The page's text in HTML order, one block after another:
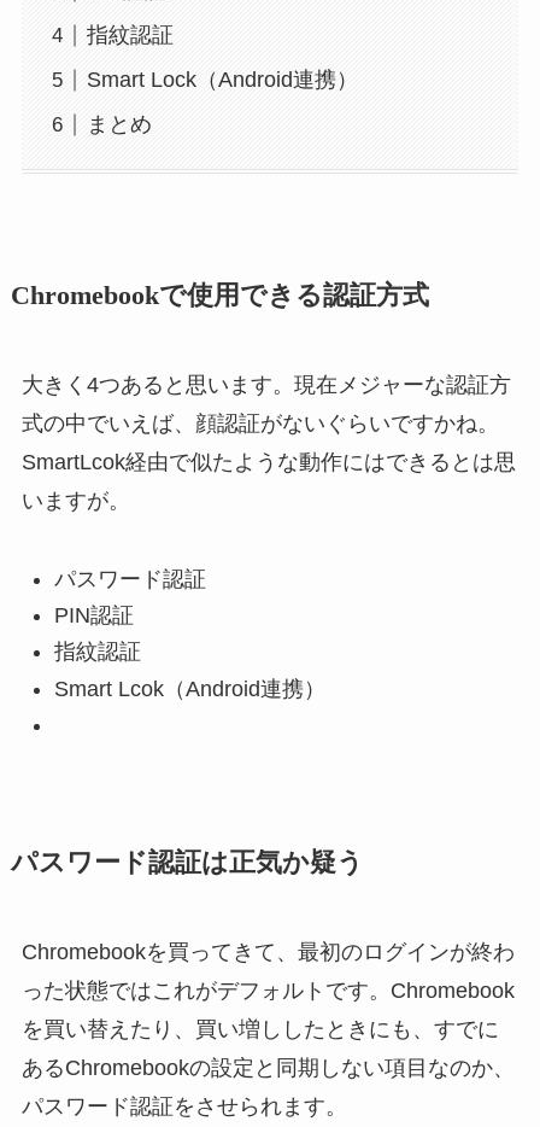
指紋認証
Smart Lock（Android連携）
まとめ
Chromebookで使用できる認証方式
大きく4つあると思います。現在メジャーな認証方
式の中でいえば、顔認証がないぐらいですかね。
SmartLcok経由で似たような動作にはできるとは思
いますが。
パスワード認証
PIN認証
指紋認証
Smart Lcok（Android連携）
パスワード認証は正気か疑う
Chromebookを買ってきて、最初のログインが終わ
った状態ではこれがデフォルトです。Chromebook
を買い替えたり、買い増ししたときにも、すでに
あるChromebookの設定と同期しない項目なのか、
パスワード認証をさせられます。